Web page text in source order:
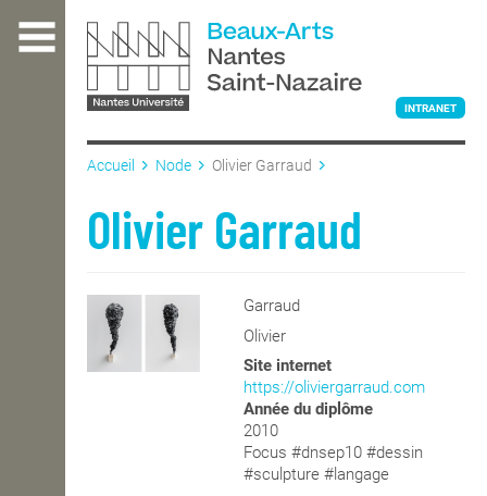
contenu
L'ÉCOLE
ENSEIGNEMENT
INTERNATIONAL
INTRANET
Accueil Node Olivier Garraud
Olivier Garraud
Garraud
Olivier
Site internet
https://oliviergarraud.com
Année du diplôme
2010
Focus #dnsep10 #dessin
#sculpture #langage